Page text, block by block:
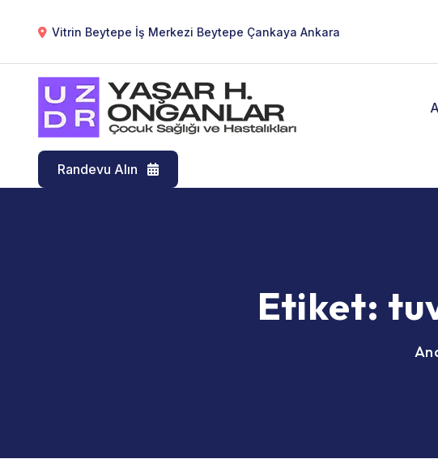
Vitrin Beytepe İş Merkezi Beytepe Çankaya Ankara
Randevu Alın
Etiket: